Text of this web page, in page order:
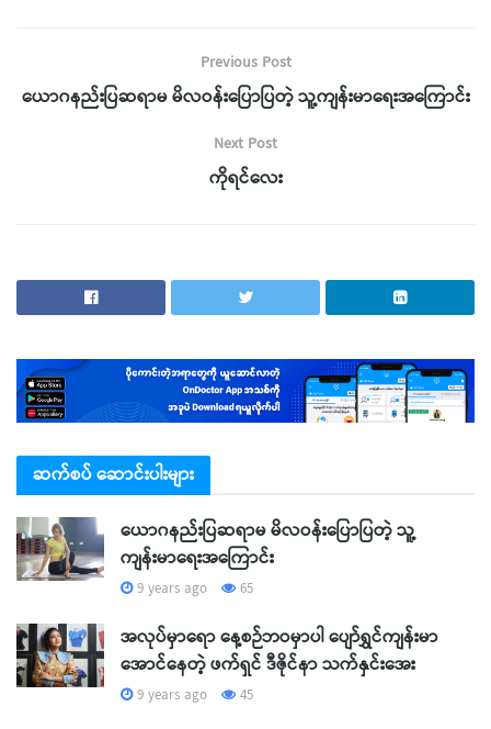
Previous Post
ယောဂနည်းပြဆရာမ မိလဝန်းပြောပြတဲ့ သူ့ကျန်းမာရေးအကြောင်း
Next Post
ကိုရင်လေး
ဆက်စပ် ဆောင်းပါးများ
ယောဂနည်းပြဆရာမ မိလဝန်းပြောပြတဲ့ သူ့
ကျန်းမာရေးအကြောင်း
9 years ago 65
အလုပ်မှာရော နေ့စဉ်ဘဝမှာပါ ပျော်ရွှင်ကျန်းမာ
အောင်နေတဲ့ ဖက်ရှင် ဒီဇိုင်နာ သက်နှင်းအေး
9 years ago 45